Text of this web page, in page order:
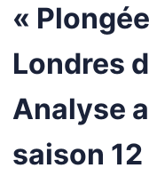
«
Londres
Analyse
saison